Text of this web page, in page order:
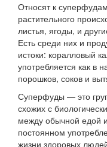
Относят к
растительного
листья, ягоды, и
Есть среди них и
истоки: коралловый
употребляется как в
порошков, соков и
Суперфуды — это
схожих с
между обычной едой
постоянном
жизни здоровых